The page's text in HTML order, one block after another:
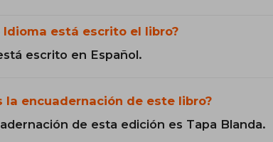
Idioma está escrito el libro?
escrito en Español.
la encuadernación de este libro?
de esta edición es Tapa Blanda.